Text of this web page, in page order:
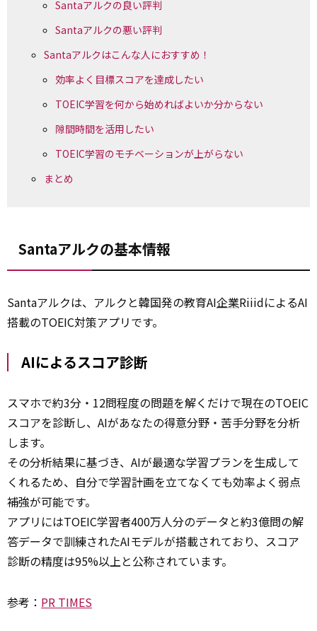
Santaアルクの良い評判
Santaアルクの悪い評判
Santaアルクはこんな人におすすめ！
効率よく目標スコアを達成したい
TOEIC学習を何から始めればよいか分からない
隙間時間を活用したい
TOEIC学習のモチベーションが上がらない
まとめ
Santaアルクの基本情報
Santaアルクは、アルクと韓国発の教育AI企業RiiidによるAI
搭載のTOEIC対策アプリです。
AIによるスコア診断
スマホで約3分・12問程度の問題を解くだけで現在のTOEIC
スコアを診断し、AIがあなたの得意分野・苦手分野を分析
します。
その分析結果に基づき、AIが最適な学習プランを生成して
くれるため、自分で学習計画を立てなくても効率よく弱点
補強が可能です。
アプリにはTOEIC学習者400万人分のデータと約3億問の解
答データで訓練されたAIモデルが搭載されており、スコア
診断の精度は95%以上と公称されています。
参考： PR TIMES